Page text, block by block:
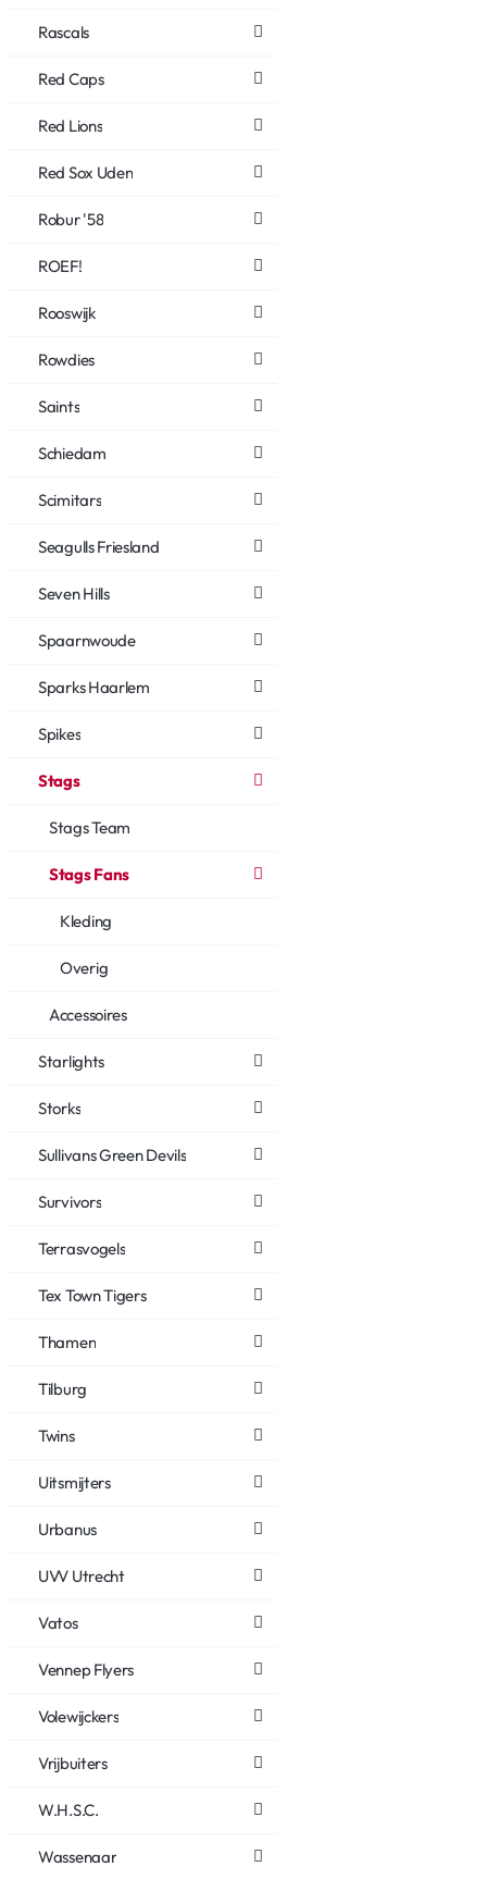
Rascals
Red Caps
Red Lions
Red Sox Uden
Robur '58
ROEF!
Rooswijk
Rowdies
Saints
Schiedam
Scimitars
Seagulls Friesland
Seven Hills
Spaarnwoude
Sparks Haarlem
Spikes
Stags
Stags Team
Stags Fans
Kleding
Overig
Accessoires
Starlights
Storks
Sullivans Green Devils
Survivors
Terrasvogels
Tex Town Tigers
Thamen
Tilburg
Twins
Uitsmijters
Urbanus
UVV Utrecht
Vatos
Vennep Flyers
Volewijckers
Vrijbuiters
W.H.S.C.
Wassenaar